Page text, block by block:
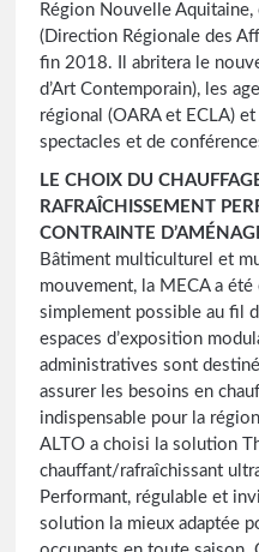
Région Nouvelle Aquitaine,
(Direction Régionale des
fin 2018. Il abritera le
d’Art Contemporain), les
régional (OARA et ECLA)
spectacles et de
LE CHOIX DU
RAFRAÎCHISSEMENT
CONTRAINTE
Bâtiment multiculturel et
mouvement, la MECA a
simplement possible au fil
espaces d’exposition
administratives sont
assurer les besoins en
indispensable pour la
ALTO a choisi la solution
chauffant/rafraîchissant
Performant, régulable et
solution la mieux adaptée